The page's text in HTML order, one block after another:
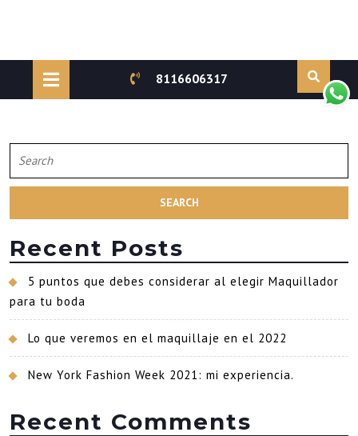
to
8116606317
for:
Recent Posts
5 puntos que debes considerar al elegir Maquillador
para tu boda
Lo que veremos en el maquillaje en el 2022
New York Fashion Week 2021: mi experiencia.
Recent Comments